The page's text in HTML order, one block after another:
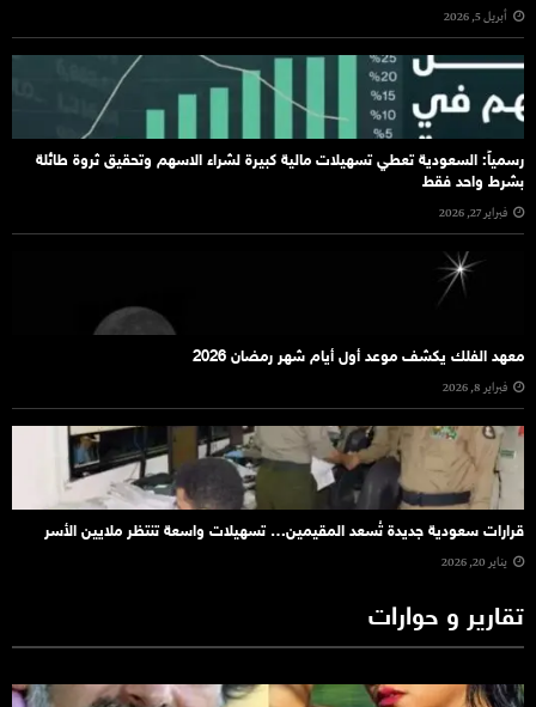
أبريل 5, 2026
رسمياً: السعودية تعطي تسهيلات مالية كبيرة لشراء الاسهم وتحقيق ثروة طائلة
بشرط واحد فقط
فبراير 27, 2026
معهد الفلك يكشف موعد أول أيام شهر رمضان 2026
فبراير 8, 2026
قرارات سعودية جديدة تُسعد المقيمين… تسهيلات واسعة تنتظر ملايين الأسر
يناير 20, 2026
تقارير و حوارات